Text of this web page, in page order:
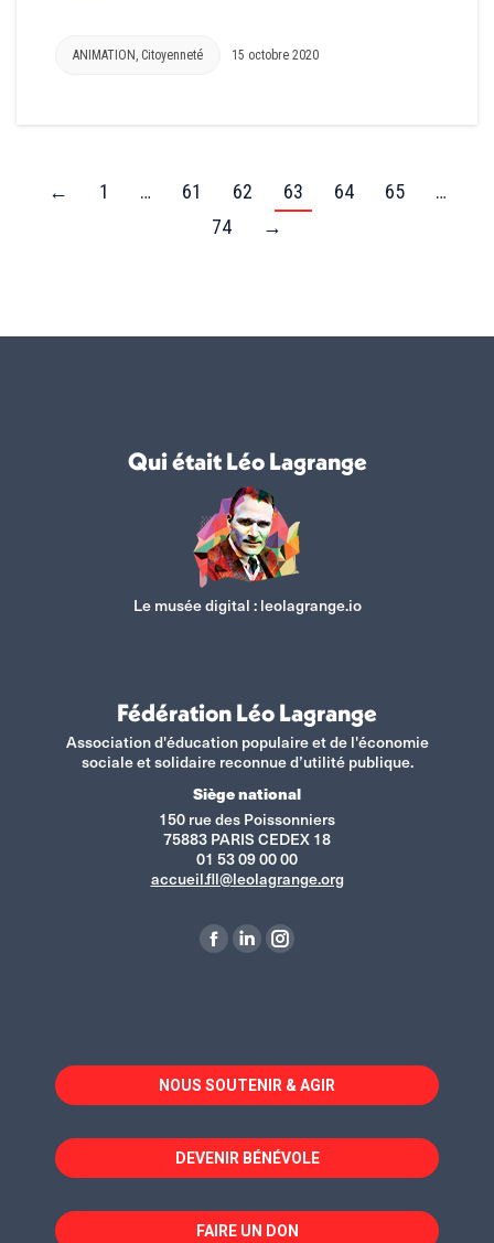
ANIMATION , Citoyenneté 15 octobre 2020
← 1 … 61 62 63 64 65
…
74
→
Qui était Léo Lagrange
Le musée digital : leolagrange.io
Fédération Léo Lagrange
Association d'éducation populaire et de l'économie
sociale et solidaire reconnue d’utilité publique.
Siège national
150 rue des Poissonniers
75883 PARIS CEDEX 18
01 53 09 00 00
accueil.fll@leolagrange.org
La
dans
une
fenêtre
La
dans
une
fenêtre
La
dans
une
fenêtre
NOUS SOUTENIR & AGIR
DEVENIR BÉNÉVOLE
FAIRE UN DON